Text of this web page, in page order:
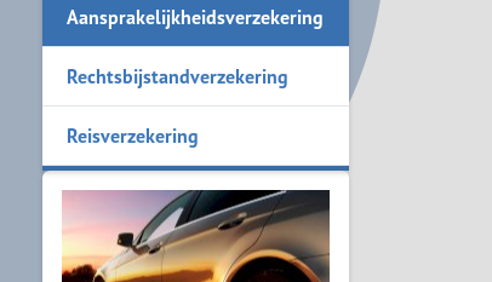
Aansprakelijkheidsverzekering
Rechtsbijstandverzekering
Reisverzekering